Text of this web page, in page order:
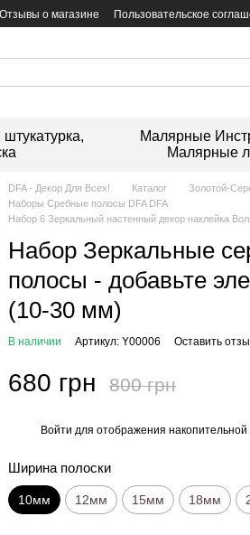
Отзывы о магазине Пользовательское
Малярные
Малярные
DFA - Декор Для Всех! Каталог Золотой-
Наборы Сребные полосы DFA DFA
Набор 6 Зеркальный настенный декор наклейка
Набор Зеркальные
полосы - добавьте
(10-30 мм)
В наличии Артикул: Y00006 Оставить
680 грн 800 грн
Войти для отображения накопительной
Ширина полоски
10мм 12мм 15мм 18мм